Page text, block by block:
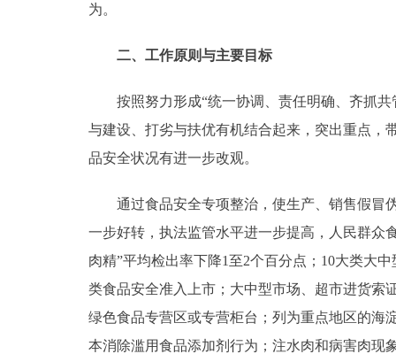
多语种
ENGLISH
ESPAÑOL
为。
二、工作原则与主要目标
按照努力形成“统一协调、责任明确、齐抓共
与建设、打劣与扶优有机结合起来，突出重点，
品安全状况有进一步改观。
通过食品安全专项整治，使生产、销售假冒伪
一步好转，执法监管水平进一步提高，人民群众
肉精”平均检出率下降1至2个百分点；10大类大
类食品安全准入上市；大中型市场、超市进货索
绿色食品专营区或专营柜台；列为重点地区的海
本消除滥用食品添加剂行为；注水肉和病害肉现